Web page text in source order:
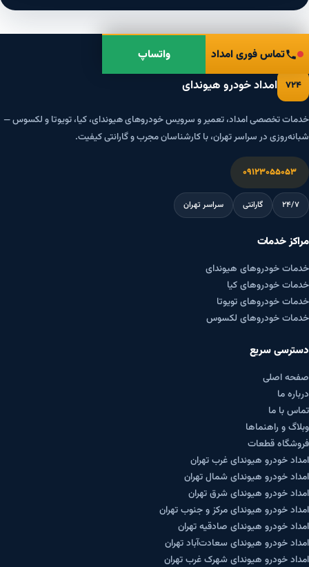
تماس فوری امداد واتساپ
۷۲۴ امداد خودرو هیوندای
خدمات تخصصی امداد، تعمیر و سرویس خودروهای هیوندای، کیا، تویوتا و لکسوس —
شبانه‌روزی در سراسر تهران، با کارشناسان مجرب و گارانتی کیفیت.
۰۹۱۲۳۰۵۵۰۵۳
۲۴/۷ گارانتی سراسر تهران
مراکز خدمات
خدمات خودروهای هیوندای
خدمات خودروهای کیا
خدمات خودروهای تویوتا
خدمات خودروهای لکسوس
دسترسی سریع
صفحه اصلی
درباره ما
تماس با ما
وبلاگ و راهنماها
فروشگاه قطعات
امداد خودرو هیوندای غرب تهران
امداد خودرو هیوندای شمال تهران
امداد خودرو هیوندای شرق تهران
امداد خودرو هیوندای مرکز و جنوب تهران
امداد خودرو هیوندای صادقیه تهران
امداد خودرو هیوندای سعادت‌آباد تهران
امداد خودرو هیوندای شهرک غرب تهران